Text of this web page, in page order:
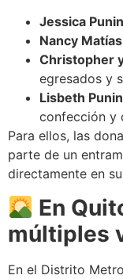
Jessica
Nancy Matías
Christopher
egresados y
Lisbeth
confección y
Para ellos, las
parte de un
directamente en
En
múltiples
En el Distrito